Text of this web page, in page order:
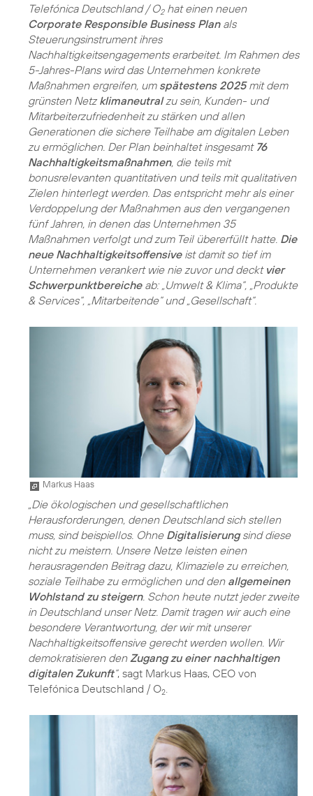
Telefónica Deutschland / O2hat einen neuen
Corporate Responsible Business Planals
Steuerungsinstrument ihres
Nachhaltigkeitsengagements erarbeitet. Im Rahmen des
5-Jahres-Plans wird das Unternehmen konkrete
Maßnahmen ergreifen, um spätestens 2025mit dem
grünsten Netz klimaneutralzu sein, Kunden- und
Mitarbeiterzufriedenheit zu stärken und allen
Generationen die sichere Teilhabe am digitalen Leben
zu ermöglichen. Der Plan beinhaltet insgesamt 76
Nachhaltigkeitsmaßnahmen, die teils mit
bonusrelevanten quantitativen und teils mit qualitativen
Zielen hinterlegt werden. Das entspricht mehr als einer
Verdoppelung der Maßnahmen aus den vergangenen
fünf Jahren, in denen das Unternehmen 35
Maßnahmen verfolgt und zum Teil übererfüllt hatte. Die
neue Nachhaltigkeitsoffensiveist damit so tief im
Unternehmen verankert wie nie zuvor und deckt vier
Schwerpunktbereicheab: „Umwelt & Klima“, „Produkte
& Services“, „Mitarbeitende“ und „Gesellschaft“.
Markus Haas
„Die ökologischen und gesellschaftlichen
Herausforderungen, denen Deutschland sich stellen
muss, sind beispiellos. Ohne Digitalisierungsind diese
nicht zu meistern. Unsere Netze leisten einen
herausragenden Beitrag dazu, Klimaziele zu erreichen,
soziale Teilhabe zu ermöglichen und den allgemeinen
Wohlstand zu steigern. Schon heute nutzt jeder zweite
in Deutschland unser Netz. Damit tragen wir auch eine
besondere Verantwortung, der wir mit unserer
Nachhaltigkeitsoffensive gerecht werden wollen. Wir
demokratisieren denZugang zu einer nachhaltigen
digitalen Zukunft“, sagt Markus Haas, CEO von
Telefónica Deutschland / O2.